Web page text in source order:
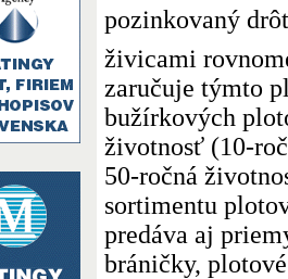
pozinkovaný
živicami
zaručuje týmto
bužírkových
životnosť (10-
50-ročná
sortimentu
predáva aj
bráničky, plotové